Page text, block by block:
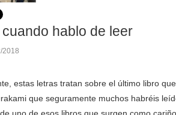
hablo de leer
2018
estas letras tratan sobre el último libro
que seguramente muchos habréis